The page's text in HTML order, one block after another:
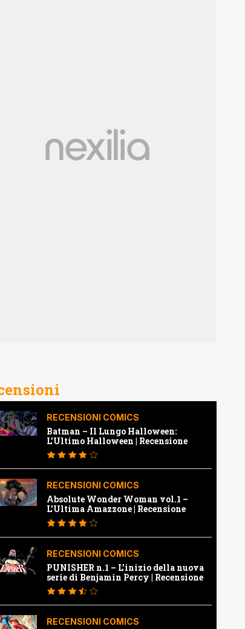
RECENSIONI COMICS
Batman – Il Lungo Halloween:
L’Ultimo Halloween | Recensione
RECENSIONI COMICS
Absolute Wonder Woman vol.1 –
L’Ultima Amazzone | Recensione
RECENSIONI COMICS
PUNISHER n.1 – L’inizio della nuova
serie di Benjamin Percy | Recensione
RECENSIONI COMICS